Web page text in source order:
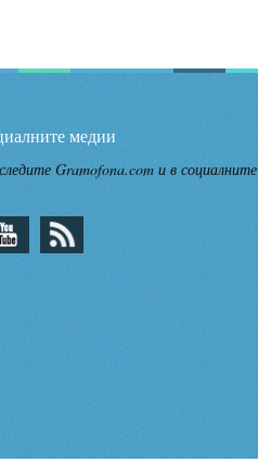
медии
Gramofona.com и в социалните